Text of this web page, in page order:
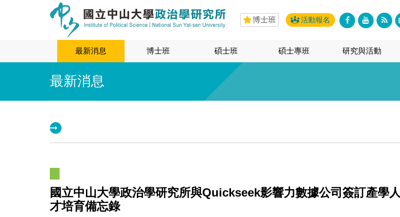
博士班 活動報名
最新消息 博士班 碩士班 碩士專班 研究與活動
最新消息
國立中山大學政治學研究所與Quickseek影響力數據公司簽訂產學人
才培育備忘錄